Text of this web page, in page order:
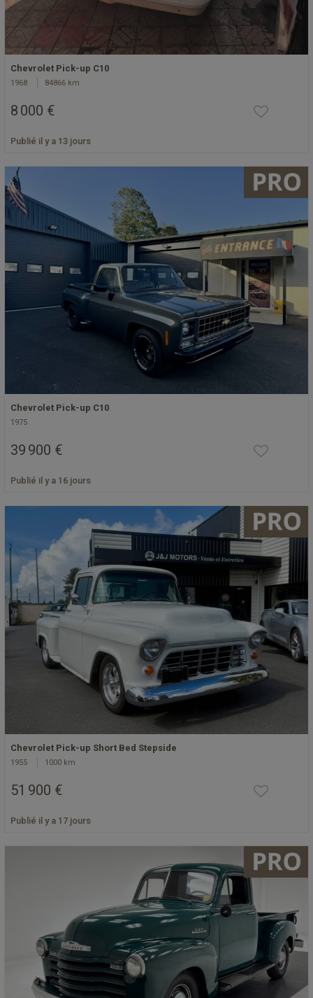
Chevrolet Pick-up C10
1968 84866 km
8 000 €
Publié il y a 13 jours
Chevrolet Pick-up C10
1975
39 900 €
Publié il y a 16 jours
Chevrolet Pick-up Short Bed Stepside
1955 1000 km
51 900 €
Publié il y a 17 jours